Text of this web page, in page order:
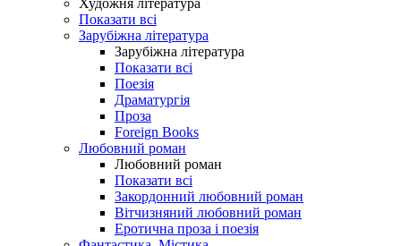
Художня література
Показати всі
Зарубіжна література
Зарубіжна література
Показати всі
Поезія
Драматургія
Проза
Foreign Books
Любовний роман
Любовний роман
Показати всі
Закордонний любовний роман
Вітчизняний любовний роман
Еротична проза і поезія